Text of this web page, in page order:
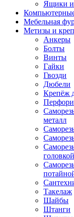
Ящики и
Мебельная
Метизы и
Анкеры
Болты
Винты
Гайки
Гвозди
Дюбели
Крепёж
металл
головкой
Такелаж
Шайбы
Штанги